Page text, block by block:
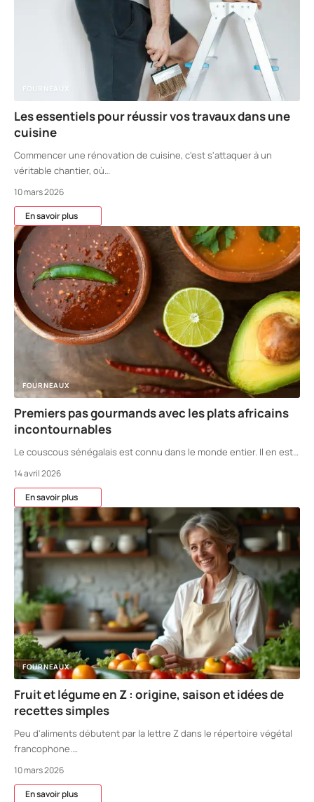
FOURNEAUX
Les essentiels pour réussir vos travaux dans une
cuisine
Commencer une rénovation de cuisine, c'est s'attaquer à un
véritable chantier, où…
10 mars 2026
En savoir plus
FOURNEAUX
Premiers pas gourmands avec les plats africains
incontournables
Le couscous sénégalais est connu dans le monde entier. Il en est…
14 avril 2026
En savoir plus
FOURNEAUX
Fruit et légume en Z : origine, saison et idées de
recettes simples
Peu d'aliments débutent par la lettre Z dans le répertoire végétal
francophone.…
10 mars 2026
En savoir plus